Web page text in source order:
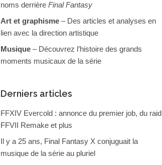
noms derrière Final Fantasy
Art et graphisme– Des articles et analyses en
lien avec la direction artistique
Musique– Découvrez l’histoire des grands
moments musicaux de la série
Derniers articles
FFXIV Evercold : annonce du premier job, du raid
FFVII Remake et plus
Il y a 25 ans, Final Fantasy X conjuguait la
musique de la série au pluriel